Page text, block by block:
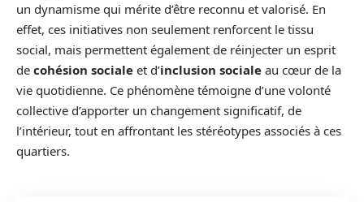
un dynamisme qui mérite d’être reconnu et valorisé. En
effet, ces initiatives non seulement renforcent le tissu
social, mais permettent également de réinjecter un esprit
de cohésion sociale et d’inclusion sociale au cœur de la
vie quotidienne. Ce phénomène témoigne d’une volonté
collective d’apporter un changement significatif, de
l’intérieur, tout en affrontant les stéréotypes associés à ces
quartiers.